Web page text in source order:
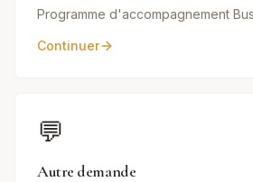
Programme d'accompagnement
Continuer
💬
Autre demande